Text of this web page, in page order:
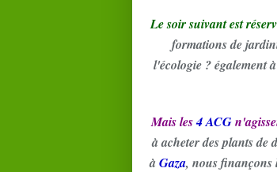
Le soir suivant est
formations de
l'écologie ? également
Mais les4 ACG
à acheter des plants de
à Gaza, nous finançons